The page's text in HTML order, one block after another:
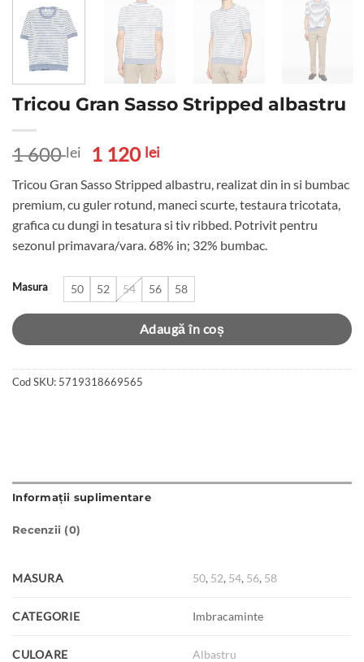
Tricou Gran Sasso Stripped albastru
1 600lei
Prețul
a
fost:
1
600 lei.
1 120 leiPrețul
este:
1
120 lei.
Tricou Gran Sasso Stripped albastru, realizat din in si bumbac
premium, cu guler rotund, maneci scurte, testaura tricotata,
grafica cu dungi in tesatura si tiv ribbed. Potrivit pentru
sezonul primavara/vara. 68% in; 32% bumbac.
Masura 50 52 54 56 58
Adaugă în coș
Cod SKU: 5719318669565
Informații suplimentare
Recenzii (0)
MASURA 50, 52, 54, 56, 58
CATEGORIE Imbracaminte
CULOARE Albastru